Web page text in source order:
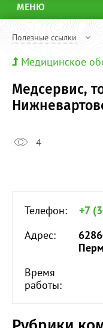
МЕНЮ
Полезные ссылки
Медицинское
Медсервис,
4
Телефон:
+7
Адрес:
Время
работы: